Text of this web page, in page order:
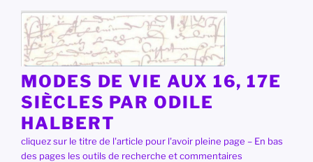
contenu
principal
MODES DE VIE AUX 16, 17E
SIÈCLES PAR ODILE
HALBERT
cliquez sur le titre de l'article pour l'avoir pleine page – En bas
des pages les outils de recherche et commentaires